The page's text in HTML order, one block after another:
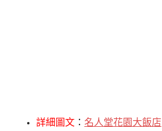
詳細圖文 ： 名人堂花園大飯店